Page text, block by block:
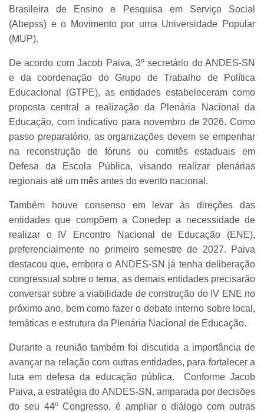
Brasileira de Ensino e Pesquisa em Serviço Social
(Abepss) e o Movimento por uma Universidade Popular
(MUP).
De acordo com Jacob Paiva, 3º secretário do ANDES-SN
e da coordenação do Grupo de Trabalho de Política
Educacional (GTPE), as entidades estabeleceram como
proposta central a realização da Plenária Nacional da
Educação, com indicativo para novembro de 2026. Como
passo preparatório, as organizações devem se empenhar
na reconstrução de fóruns ou comitês estaduais em
Defesa da Escola Pública, visando realizar plenárias
regionais até um mês antes do evento nacional.
Também houve consenso em levar às direções das
entidades que compõem a Conedep a necessidade de
realizar o IV Encontro Nacional de Educação (ENE),
preferencialmente no primeiro semestre de 2027. Paiva
destacou que, embora o ANDES-SN já tenha deliberação
congressual sobre o tema, as demais entidades precisarão
conversar sobre a viabilidade de construção do IV ENE no
próximo ano, bem como fazer o debate interno sobre local,
temáticas e estrutura da Plenária Nacional de Educação.
Durante a reunião também foi discutida a importância de
avançar na relação com outras entidades, para fortalecer a
luta em defesa da educação pública. Conforme Jacob
Paiva, a estratégia do ANDES-SN, amparada por decisões
do seu 44º Congresso, é ampliar o diálogo com outras